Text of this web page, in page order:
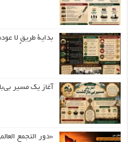
بداية طريقٍ لا
آغاز یک مسیر
«دور التجمع